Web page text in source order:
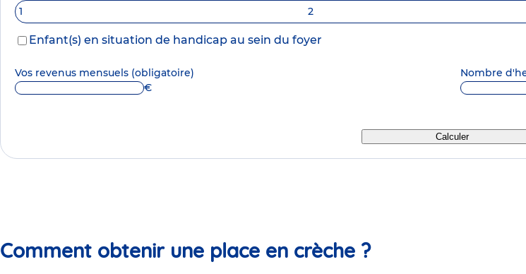
1
2
Enfant(s) en situation de handicap au sein du foyer
Vos revenus mensuels (obligatoire)
€
Nombre
Calculer
Comment obtenir une place en crèche ?